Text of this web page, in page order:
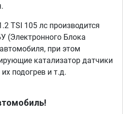
TSI 105 лс производится
(Электронного Блока
при этом
катализатор датчики
подогрев и т.д.